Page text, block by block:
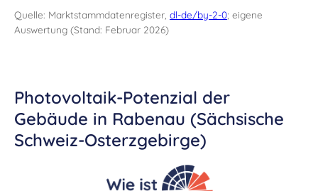
Quelle: Marktstammdatenregister, dl-de/by-2-0; eigene
Auswertung (Stand: Februar 2026)
Photovoltaik-Potenzial der
Gebäude in Rabenau (Sächsische
Schweiz-Osterzgebirge)